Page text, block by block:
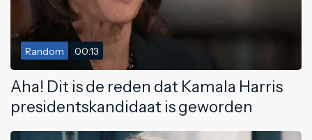
Random 00:13
Aha! Dit is de reden dat Kamala Harris
presidentskandidaat is geworden